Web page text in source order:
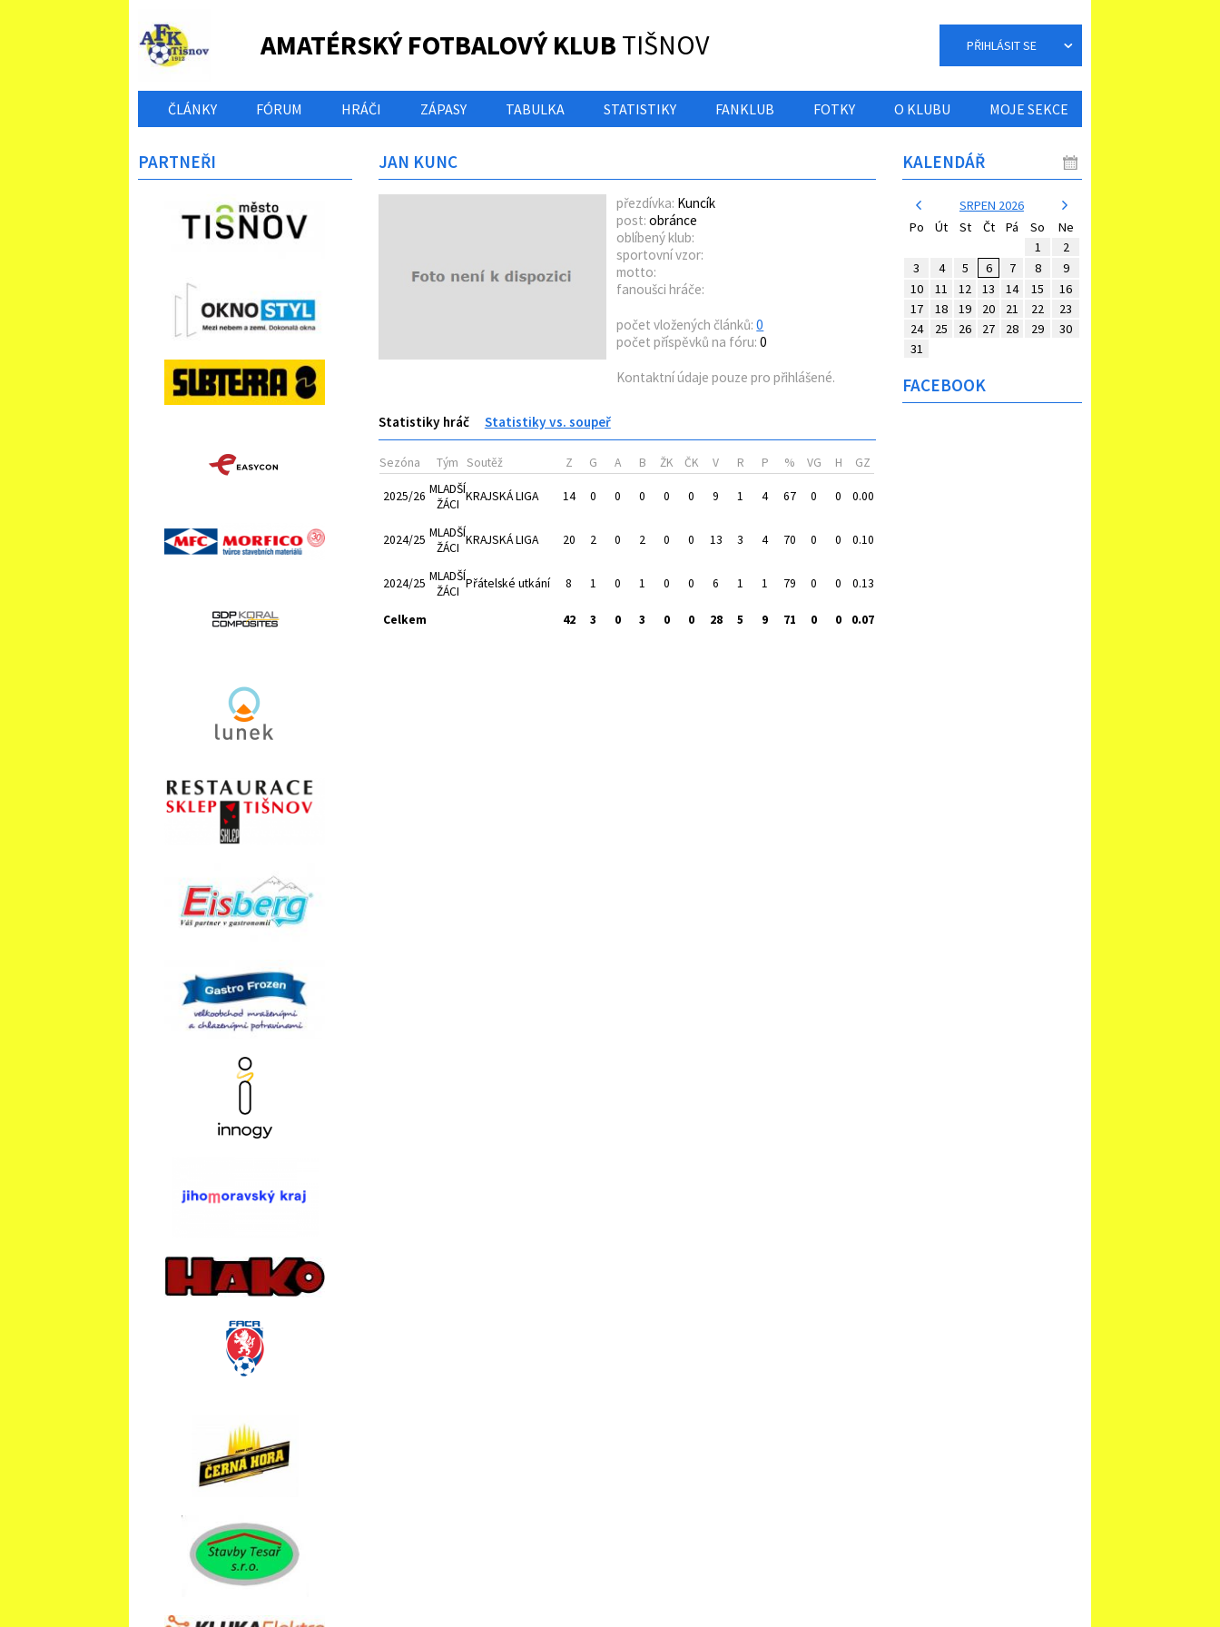
AMATÉRSKÝ FOTBALOVÝ KLUB TIŠNOV PŘIHLÁSIT SE
ČLÁNKY FÓRUM HRÁČI ZÁPASY TABULKA STATISTIKY FANKLUB FOTKY O KLUBU MOJE SEKCE
JAN KUNC
přezdívka: Kuncík
post: obránce
oblíbený klub:
sportovní vzor:
motto:
fanoušci hráče:
počet vložených článků: 0
počet příspěvků na fóru: 0
Kontaktní údaje pouze pro přihlášené.
Statistiky hráč Statistiky vs. soupeř
Sezóna Tým Soutěž Z G A B ŽK ČK V R P % VG H GZ
2025/26 MLADŠÍ
ŽÁCI
KRAJSKÁ LIGA 14 0 0 0 0 0 9 1 4 67 0 0 0.00
2024/25 MLADŠÍ
ŽÁCI
KRAJSKÁ LIGA 20 2 0 2 0 0 13 3 4 70 0 0 0.10
2024/25 MLADŠÍ
ŽÁCI
Přátelské utkání 8 1 0 1 0 0 6 1 1 79 0 0 0.13
Celkem 42 3 0 3 0 0 28 5 9 71 0 0 0.07
PARTNEŘI KALENDÁŘ
SRPEN 2026
Po
Út St Čt Pá So
Ne
1
2
3
4 5 6 7 8
9
10
11 12 13 14 15
16
17
18 19 20 21 22
23
24
25 26 27 28 29
30
31
FACEBOOK